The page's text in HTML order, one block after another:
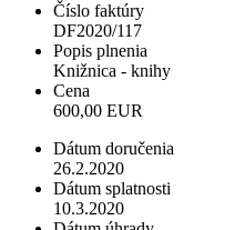
Číslo faktúry
DF2020/117
Popis plnenia
Knižnica - knihy
Cena
600,00 EUR
Dátum doručenia
26.2.2020
Dátum splatnosti
10.3.2020